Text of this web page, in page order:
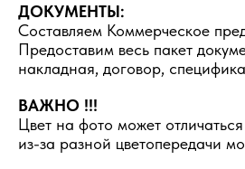
ДОКУМЕНТЫ:
Составляем Коммерческое
Предоставим весь пакет
накладная, договор,
ВАЖНО !!!
Цвет на фото может
из-за разной цветопередачи